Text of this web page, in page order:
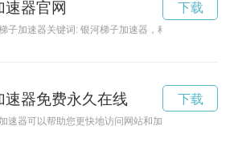
速器官网
子加速器关键词: 银河梯子加速器，科技，未来，探
下载
速器免费永久在线
速器可以帮助您更快地访问网站和加速网络连接。
下载